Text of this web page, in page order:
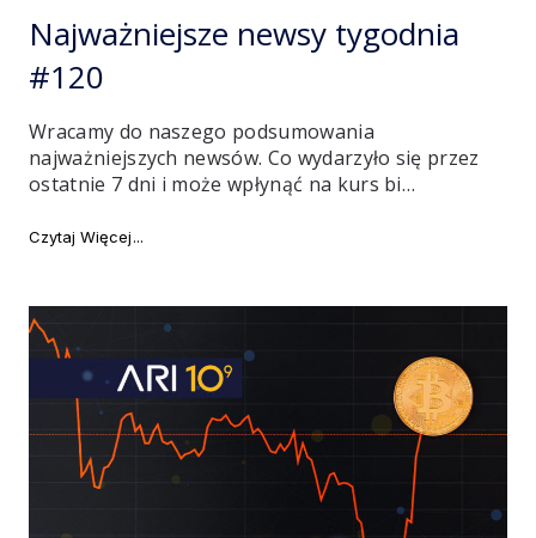
Najważniejsze newsy tygodnia
#120
Wracamy do naszego podsumowania
najważniejszych newsów. Co wydarzyło się przez
ostatnie 7 dni i może wpłynąć na kurs bi…
Czytaj Więcej